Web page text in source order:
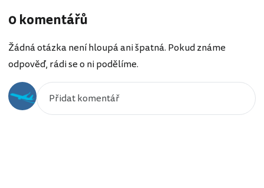
0 komentářů
Žádná otázka není hloupá ani špatná. Pokud známe
odpověď, rádi se o ni podělíme.